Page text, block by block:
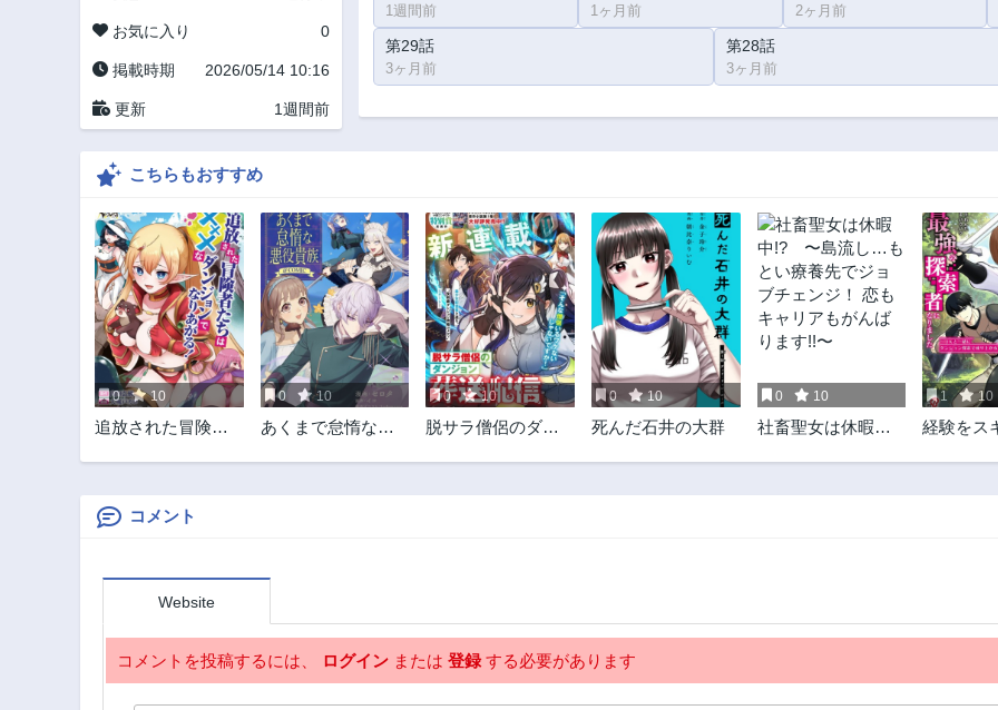
お気に入り 0
掲載時期 2026/05/14 10:16
更新 1週間前
1週間前 1ヶ月前 2ヶ月前
第29話
3ヶ月前
第28話
3ヶ月前
こちらもおすすめ
0 10
追放された冒険者
0 10
あくまで怠惰な悪
0 10
脱サラ僧侶のダン
0 10
死んだ石井の大群
0 10
社畜聖女は休暇
ブチェンジ！ 恋も
1 10
経験をス
探索者に
コメント
Website
コメントを投稿するには、 ログイン または 登録する必要があります